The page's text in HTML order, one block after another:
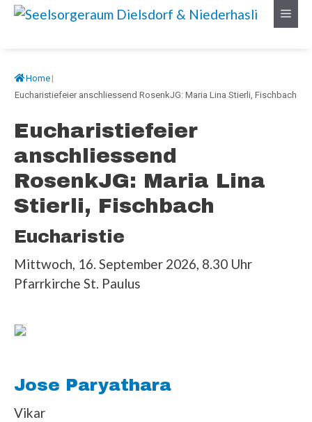
Springe
Menü
Home |
Eucharistiefeier anschliessend RosenkJG: Maria Lina Stierli, Fischbach
Eucharistiefeier
anschliessend
RosenkJG: Maria Lina
Stierli, Fischbach
Eucharistie
Mittwoch, 16. September 2026, 8.30 Uhr
Pfarrkirche St. Paulus
Jose Paryathara
Vikar